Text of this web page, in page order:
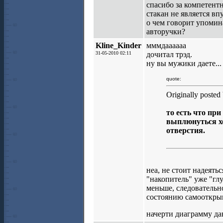
спасибо за
стакан не является
о чем говорит
авторучки?
Kline_Kinder
31-05-2010 02:11
мммдаааааа
дочитал трэд.
ну вы мужики даете...
quote:
Originally posted
то есть что
выплюнуться
отверстия.
неа, не стоит
"накопитель" уже
меньше,
состоянию
начерти диаграмму